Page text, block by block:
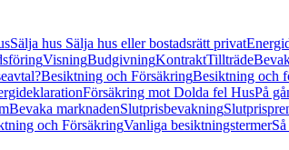
Sälja hus Sälja hus eller bostadsrätt privat
VisningBudgivningKontraktTillträde
Besiktning och FörsäkringBesiktning och
Försäkring mot Dolda fel HusPå
Bevaka marknadenSlutprisbevakning
och FörsäkringVanliga besiktningstermer